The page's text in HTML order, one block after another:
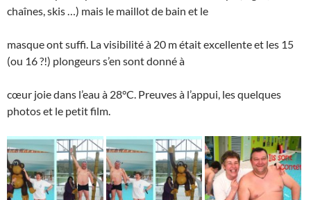
chaînes, skis …) mais le maillot de bain et le
masque ont suffi. La visibilité à 20 m était excellente et les 15
(ou 16 ?!) plongeurs s’en sont donné à
cœur joie dans l’eau à 28°C. Preuves à l’appui, les quelques
photos et le petit film.